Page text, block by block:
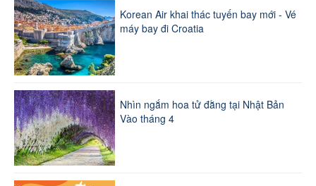
Korean Air khai thác tuyến bay mới - Vé
máy bay đi Croatia
Nhìn ngắm hoa tử đằng tại Nhật Bản
Vào tháng 4